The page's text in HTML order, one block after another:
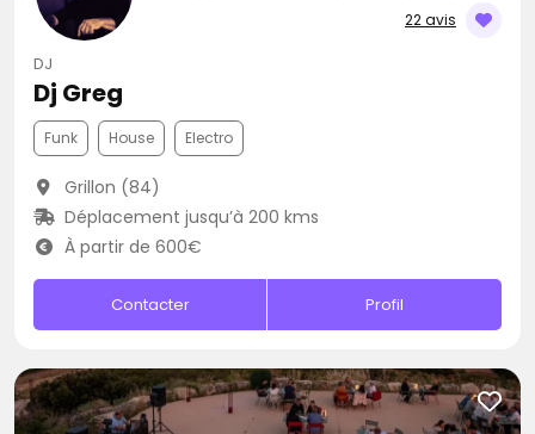
22 avis
DJ
Dj Greg
Funk House Electro
Grillon (84)
Déplacement jusqu’à 200 kms
À partir de 600€
Contacter Profil